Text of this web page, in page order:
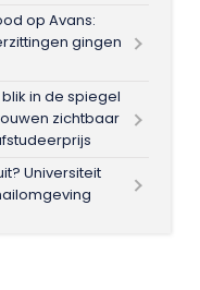
op Avans:
gingen
in de spiegel
zichtbaar
Universiteit